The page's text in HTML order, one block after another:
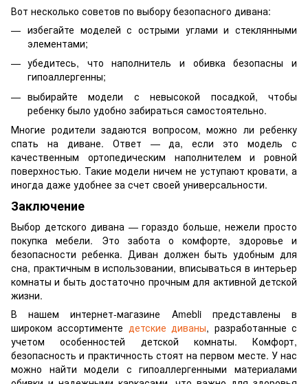
Вот несколько советов по выбору безопасного дивана:
избегайте моделей с острыми углами и стеклянными
элементами;
убедитесь, что наполнитель и обивка безопасны и
гипоаллергенны;
выбирайте модели с невысокой посадкой, чтобы
ребенку было удобно забираться самостоятельно.
Многие родители задаются вопросом, можно ли ребенку
спать на диване. Ответ — да, если это модель с
качественным ортопедическим наполнителем и ровной
поверхностью. Такие модели ничем не уступают кровати, а
иногда даже удобнее за счет своей универсальности.
Заключение
Выбор детского дивана — гораздо больше, нежели просто
покупка мебели. Это забота о комфорте, здоровье и
безопасности ребенка. Диван должен быть удобным для
сна, практичным в использовании, вписываться в интерьер
комнаты и быть достаточно прочным для активной детской
жизни.
В нашем интернет-магазине Amebli представлены в
широком ассортименте детские диваны, разработанные с
учетом особенностей детской комнаты. Комфорт,
безопасность и практичность стоят на первом месте. У нас
можно найти модели с гипоаллергенными материалами